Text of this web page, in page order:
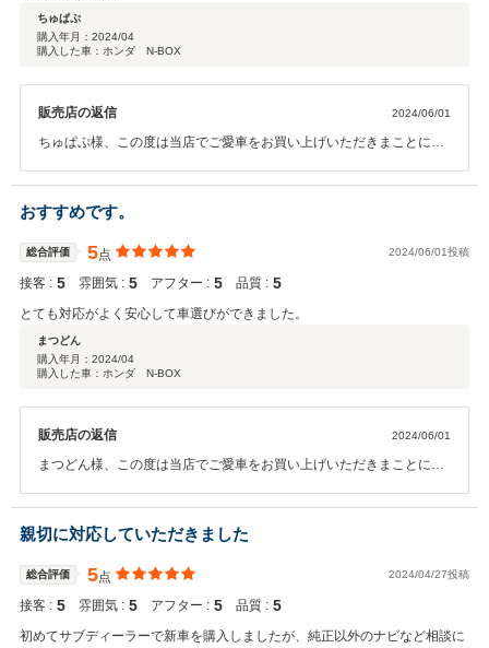
ちゅぱぷ
購入年月： 2024/04
購入した車：ホンダ N-BOX
販売店の返信 2024/06/01
ちゅぱぷ様、この度は当店でご愛車をお買い上げいただきまことにあ
ただきありがとうございました。これからも末永いお付き合いをお願
い申し上げます。
おすすめです。
総合評価 5点 2024/06/01投稿
接客 : 5 雰囲気 : 5 アフター : 5 品質 : 5
とても対応がよく安心して車選びができました。
まつどん
購入年月： 2024/04
購入した車：ホンダ N-BOX
販売店の返信 2024/06/01
まつどん様、この度は当店でご愛車をお買い上げいただきまことにあ
ただきありがとうございました。これからも末永いお付き合いをお願
い申し上げます。
親切に対応していただきました
総合評価 5点 2024/04/27投稿
接客 : 5 雰囲気 : 5 アフター : 5 品質 : 5
初めてサブディーラーで新車を購入しましたが、純正以外のナビなど相談に